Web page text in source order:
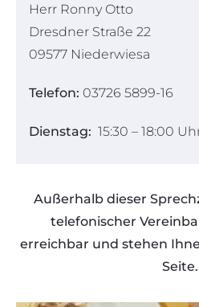
Herr Ronny Otto
Dresdner Straße 22
09577 Niederwiesa
Telefon: 03726 5899-16
Dienstag: 15:30 – 18:00
Außerhalb dieser
telefonischer
erreichbar und stehen
Seite.